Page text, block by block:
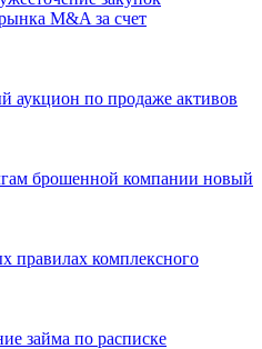
M&A за счет
аукцион по продаже активов
брошенной компании новый
правилах комплексного
займа по расписке